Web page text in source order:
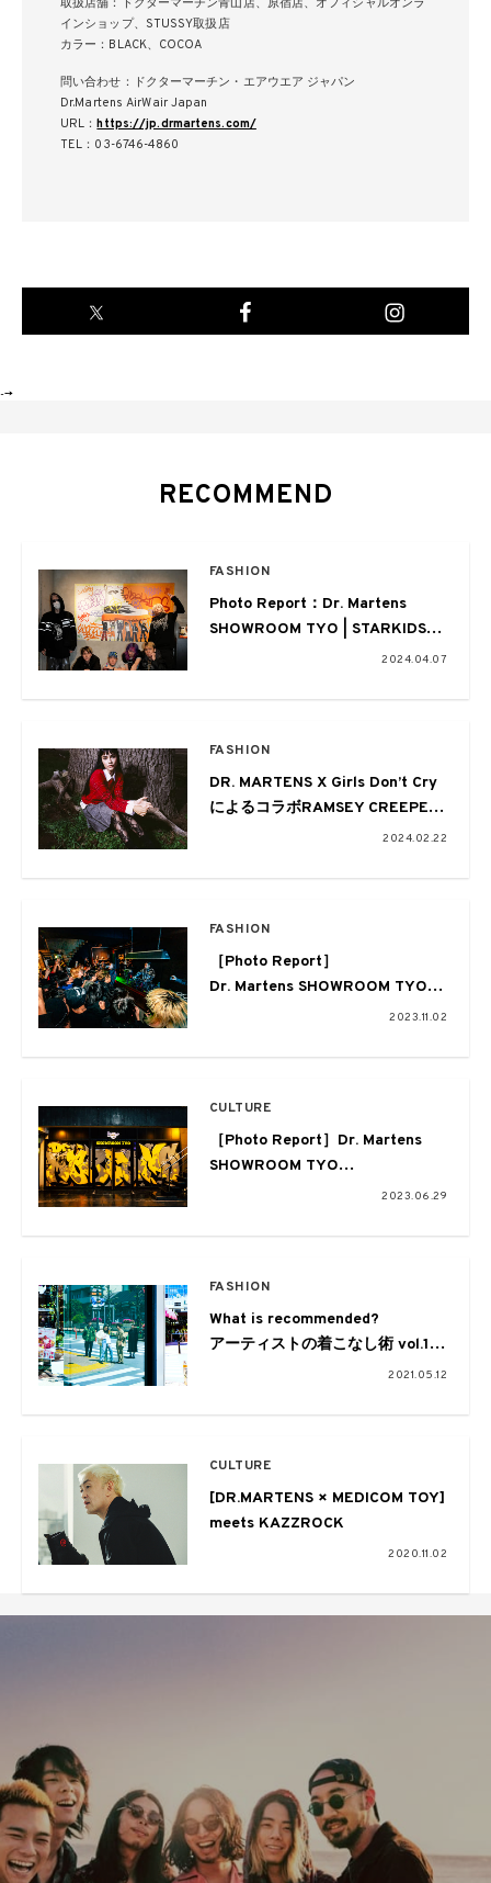
インショップ、STUSSY取扱店
カラー：BLACK、COCOA
問い合わせ：ドクターマーチン・エアウエア ジャパン
Dr.Martens AirWair Japan
URL：https://jp.drmartens.com/
TEL：03-6746-4860
-->
RECOMMEND
FASHION
Photo Report：Dr. Martens
SHOWROOM TYO | STARKIDS
2024.04.07
FASHION
DR. MARTENS X Girls Don’t Cry
によるコラボRAMSEY CREEPER
2024.02.22
FASHION
［Photo Report］
Dr. Martens SHOWROOM TYO
OVER KILL EXHIBITION “BODY
OPENING PARTY
2023.11.02
CULTURE
［Photo Report］Dr. Martens
SHOWROOM TYO
「SATELLITE STUDIO CURATED
OPENING PARTY
2023.06.29
FASHION
What is recommended?
アーティストの着こなし術 vol.1
2021.05.12
CULTURE
[DR.MARTENS × MEDICOM TOY]
meets KAZZROCK
2020.11.02